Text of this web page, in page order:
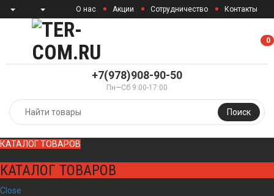
О нас Акции Сотрудничество Контакты
+7(978)908-90-50
Пн—Сб 9:00-17:00
Поиск
00
КАТАЛОГ ТОВАРОВ
КАТАЛОГ ТОВАРОВ
Close